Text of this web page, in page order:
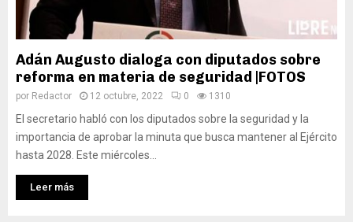
Adán Augusto dialoga con diputados sobre
reforma en materia de seguridad |FOTOS
por Redactor 12 octubre, 2022 0 1310
El secretario habló con los diputados sobre la seguridad y la
importancia de aprobar la minuta que busca mantener al Ejército
hasta 2028. Este miércoles...
Leer más